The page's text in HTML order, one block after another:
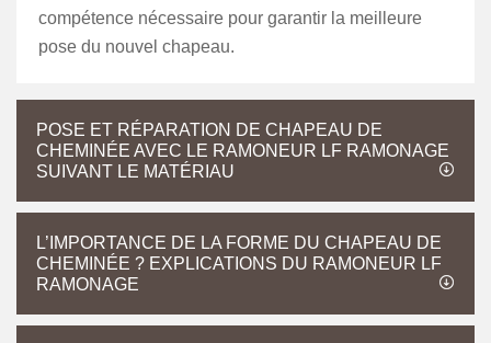
compétence nécessaire pour garantir la meilleure
pose du nouvel chapeau.
POSE ET RÉPARATION DE CHAPEAU DE
CHEMINÉE AVEC LE RAMONEUR LF RAMONAGE
SUIVANT LE MATÉRIAU
L’IMPORTANCE DE LA FORME DU CHAPEAU DE
CHEMINÉE ? EXPLICATIONS DU RAMONEUR LF
RAMONAGE